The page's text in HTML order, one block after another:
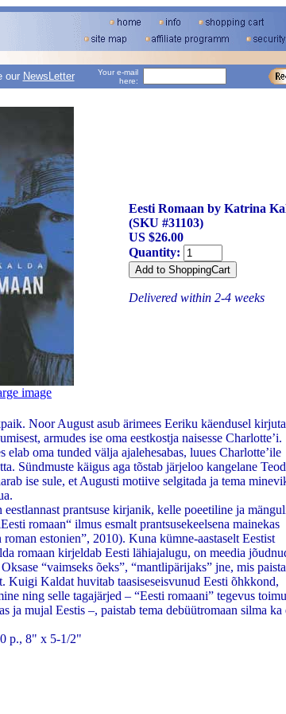
our NewsLetter
Your e-mail
here:
image
Eesti Romaan by Katrina
(SKU #31103)
US $26.00
Quantity:
Delivered within 2-4 weeks
Noor August asub ärimees Eeriku käendusel
armudes ise oma eestkostja naisesse Charlotte’i.
elab oma tunded välja ajalehesabas, luues Charlotte’ile
Sündmuste käigus aga tõstab järjeloo kangelane
ise sule, et Augusti motiive selgitada ja tema
prantsuse kirjanik, kelle poeetiline ja
romaan“ ilmus esmalt prantsusekeelsena mainekas
estonien”, 2010). Kuna kümne-aastaselt Eestist
romaan kirjeldab Eesti lähiajalugu, on meedia
“vaimseks õeks”, “mantlipärijaks” jne, mis
Kuigi Kaldat huvitab taasiseseisvunud Eesti õhkkond,
ning selle tagajärjed – “Eesti romaani” tegevus
ja mujal Eestis –, paistab tema debüütromaan silma ka
p., 8" x 5-1/2"